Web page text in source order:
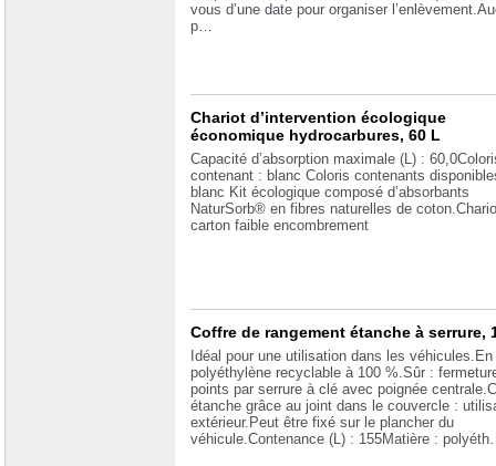
vous d’une date pour organiser
p…
Chariot d’intervention écologique
économique hydrocarbures, 60 L
Capacité d’absorption maximale (L) :
contenant : blanc Coloris contenants
blanc Kit écologique composé d’absorbants
NaturSorb® en fibres naturelles de
carton faible encombrement
Coffre de rangement étanche à serrure,
Idéal pour une utilisation dans les véhicules.En
polyéthylène recyclable à 100 %.Sûr :
points par serrure à clé avec poignée
étanche grâce au joint dans le couvercle :
extérieur.Peut être fixé sur le plancher du
véhicule.Contenance (L) : 155Matière :